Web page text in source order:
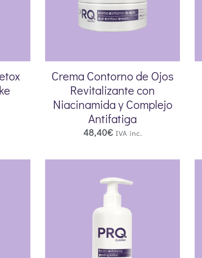
Crema Contorno de Ojos
Revitalizante con
Niacinamida y Complejo
Antifatiga
48,40€ IVA inc.